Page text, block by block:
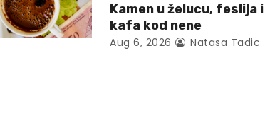
Kamen u želucu, feslija i
kafa kod nene
Aug 6, 2026 Natasa Tadic